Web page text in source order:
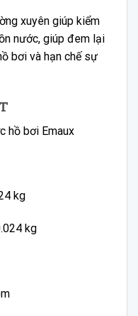
xuyên giúp kiểm
nước, giúp đem lại
bơi và hạn chế sự
hồ bơi Emaux
kg
kg